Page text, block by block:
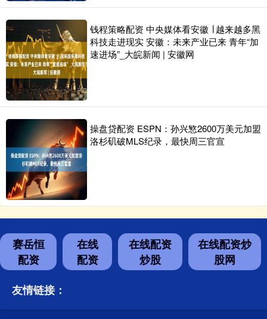
钱程策略配资 中央媒体看安徽 ∣ 越来越多黑
科技走进现实 安徽：未来产业已来 青年“加
速进场”_大皖新闻 | 安徽网
操盘贷配资 ESPN：孙兴慜2600万美元加盟
洛杉矶破MLS纪录，最快周三官宣
赛岳恒
配资
在线
配资
在线配资
炒股
在线配资炒
股网
友情链接：